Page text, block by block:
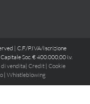
| C.F./P.IVA/Iscrizione
Soc. € 400.000,00 i.v.
vendita| Credit | Cookie
| Whistleblowing